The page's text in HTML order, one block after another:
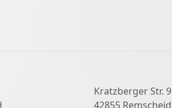
Kratzberger Str. 9
42855 Remscheid